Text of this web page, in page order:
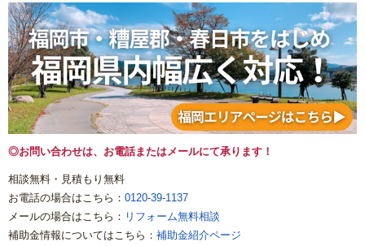
◎お問い合わせは、お電話またはメールにて承ります！
相談無料・見積もり無料
お電話の場合はこちら： 0120-39-1137
メールの場合はこちら： リフォーム無料相談
補助金情報についてはこちら： 補助金紹介ページ